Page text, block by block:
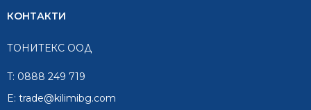
КОНТАКТИ
ТОНИТЕКС ООД
T: 0888 249 719
E: trade@kilimibg.com